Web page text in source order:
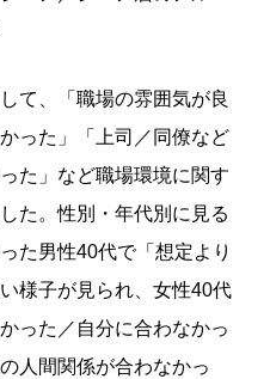
て、「職場の雰囲気が良
った」「上司／同僚など
た」など職場環境に関す
た。性別・年代別に見る
た男性40代で「想定より
様子が見られ、女性40代
った／自分に合わなかっ
人間関係が合わなかっ